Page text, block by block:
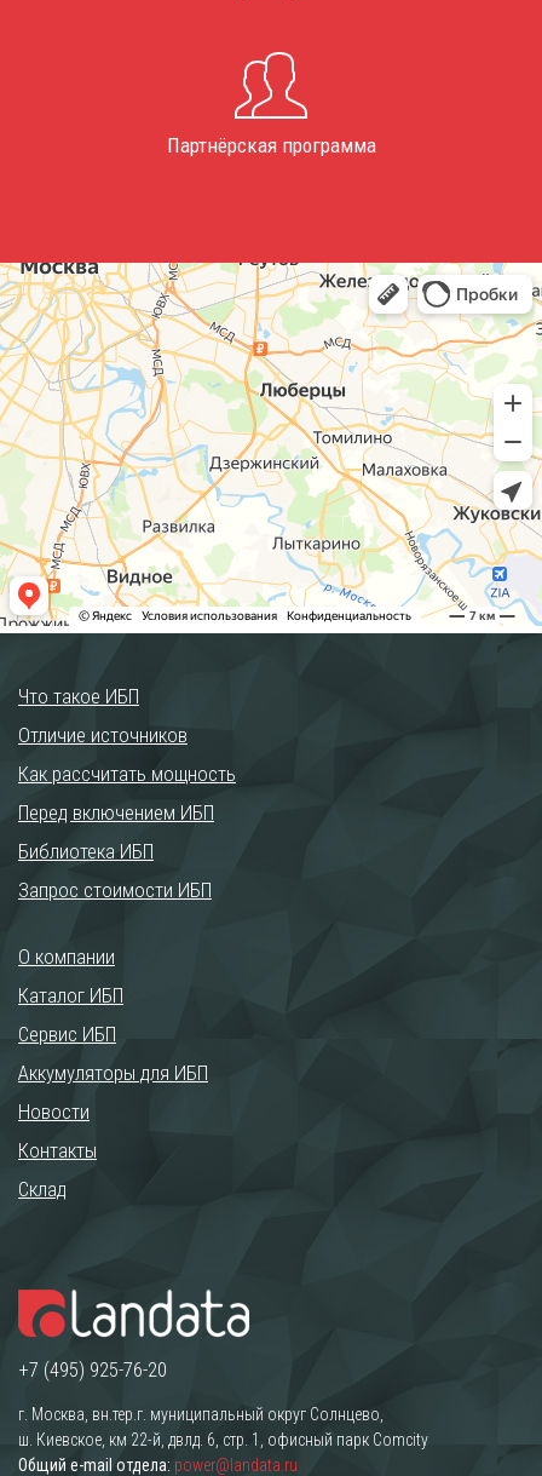
Партнёрская программа
Что такое ИБП
Отличие источников
Как рассчитать мощность
Перед включением ИБП
Библиотека ИБП
Запрос стоимости ИБП
О компании
Каталог ИБП
Сервис ИБП
Аккумуляторы для ИБП
Новости
Контакты
Склад
+7 (495) 925-76-20
г. Москва, вн.тер.г. муниципальный округ Солнцево,
ш. Киевское, км 22-й, двлд. 6, стр. 1, офисный парк Comcity
Общий e-mail отдела: power@landata.ru